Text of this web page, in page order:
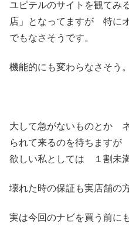
ユピテルのサイトを観て
店」となってますが 特に
でもなさそうです。
機能的にも変わらなさそう。
大して急がないものとか
られて来るのを待ちます
欲しい私としては １割未
壊れた時の保証も実店舗の
実は今回のナビを買う前に